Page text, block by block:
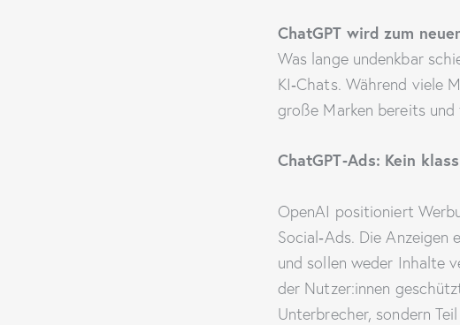
ChatGPT wird zum
Was lange undenkbar
KI‑Chats. Während viele
große Marken bereits
ChatGPT‑Ads: Kein
OpenAI positioniert
Social‑Ads. Die
und sollen weder Inhalte
der Nutzer:innen
Unterbrecher, sondern